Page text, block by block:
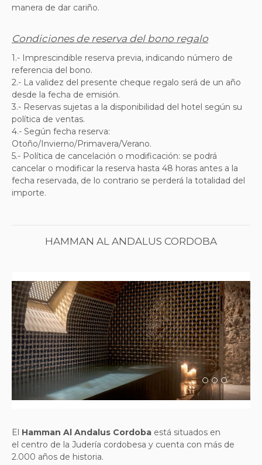
manera de dar cariño.
Condiciones de reserva del bono regalo
1.- Imprescindible reserva previa, indicando número de
referencia del bono.
2.- La validez del presente cheque regalo será de un año
desde la fecha de emisión.
3.- Reservas sujetas a la disponibilidad del hotel según su
política de ventas.
4.- Según fecha reserva:
Otoño/Invierno/Primavera/Verano.
5.- Política de cancelación o modificación: se podrá
cancelar o modificar la reserva hasta 48 horas antes a la
fecha reservada, de lo contrario se perderá la totalidad del
importe.
HAMMAN AL ANDALUS CORDOBA
Previous Next
El Hamman Al Andalus Cordoba está situados en
el centro de la Judería cordobesa y cuenta con más de
2.000 años de historia.